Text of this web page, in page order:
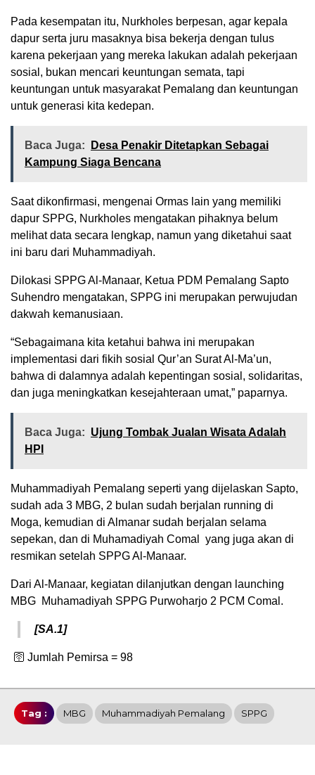
Pada kesempatan itu, Nurkholes berpesan, agar kepala
dapur serta juru masaknya bisa bekerja dengan tulus
karena pekerjaan yang mereka lakukan adalah pekerjaan
sosial, bukan mencari keuntungan semata, tapi
keuntungan untuk masyarakat Pemalang dan keuntungan
untuk generasi kita kedepan.
Baca Juga:
Desa Penakir Ditetapkan Sebagai
Kampung Siaga Bencana
Saat dikonfirmasi, mengenai Ormas lain yang memiliki
dapur SPPG, Nurkholes mengatakan pihaknya belum
melihat data secara lengkap, namun yang diketahui saat
ini baru dari Muhammadiyah.
Dilokasi SPPG Al-Manaar, Ketua PDM Pemalang Sapto
Suhendro mengatakan, SPPG ini merupakan perwujudan
dakwah kemanusiaan.
“Sebagaimana kita ketahui bahwa ini merupakan
implementasi dari fikih sosial Qur’an Surat Al-Ma’un,
bahwa di dalamnya adalah kepentingan sosial, solidaritas,
dan juga meningkatkan kesejahteraan umat,” paparnya.
Baca Juga: Ujung Tombak Jualan Wisata Adalah
HPI
Muhammadiyah Pemalang seperti yang dijelaskan Sapto,
sudah ada 3 MBG, 2 bulan sudah berjalan running di
Moga, kemudian di Almanar sudah berjalan selama
sepekan, dan di Muhamadiyah Comal yang juga akan di
resmikan setelah SPPG Al-Manaar.
Dari Al-Manaar, kegiatan dilanjutkan dengan launching
MBG Muhamadiyah SPPG Purwoharjo 2 PCM Comal.
[SA.1]
🛜 Jumlah Pemirsa = 98
Tag : MBG Muhammadiyah Pemalang SPPG